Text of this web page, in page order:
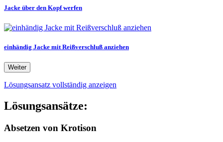
Jacke über den Kopf werfen
einhändig Jacke mit Reißverschluß anziehen
Weiter
Lösungsansatz vollständig anzeigen
Lösungsansätze:
Absetzen von Krotison